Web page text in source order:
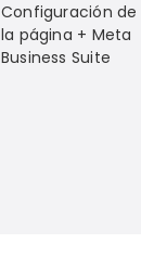
Configuración de
la página + Meta
Business Suite